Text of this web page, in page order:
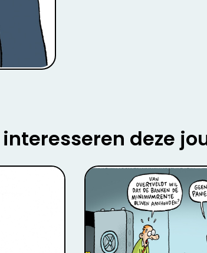
deze